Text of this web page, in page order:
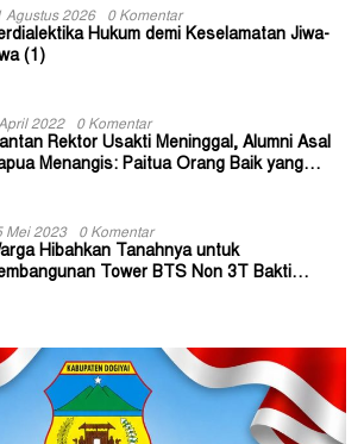
Agustus 2026 0 Komentar
Hukum demi Keselamatan Jiwa-
(1)
2022 0 Komentar
Rektor Usakti Meninggal, Alumni Asal
Menangis: Paitua Orang Baik yang
Mei 2023 0 Komentar
Hibahkan Tanahnya untuk
Tower BTS Non 3T Bakti